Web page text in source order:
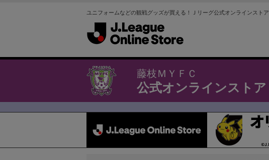
ユニフォームなどの観戦グッズが買える！Ｊリーグ公式オンラインストア
藤枝ＭＹＦＣ
公式オンラインストア